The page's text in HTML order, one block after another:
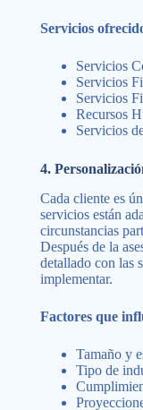
Servicios
Servicios
Servicios
Servicios
Recursos
Servicios
4.
Cada cliente es
servicios están
circunstancias
Después de la
detallado con las
implementar.
Factores que
Tamaño y
Tipo de